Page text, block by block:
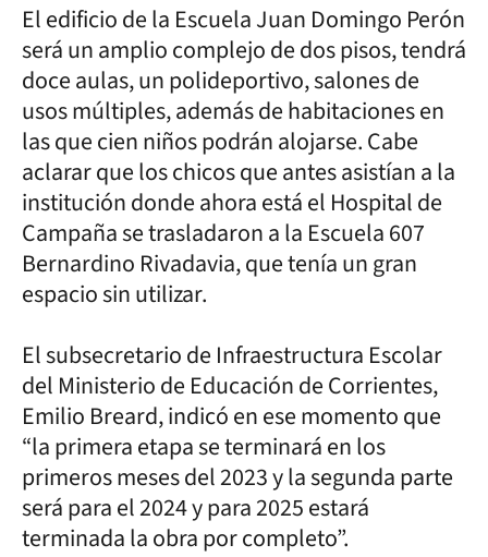
El edificio de la Escuela Juan Domingo Perón
será un amplio complejo de dos pisos, tendrá
doce aulas, un polideportivo, salones de
usos múltiples, además de habitaciones en
las que cien niños podrán alojarse. Cabe
aclarar que los chicos que antes asistían a la
institución donde ahora está el Hospital de
Campaña se trasladaron a la Escuela 607
Bernardino Rivadavia, que tenía un gran
espacio sin utilizar.
El subsecretario de Infraestructura Escolar
del Ministerio de Educación de Corrientes,
Emilio Breard, indicó en ese momento que
“la primera etapa se terminará en los
primeros meses del 2023 y la segunda parte
será para el 2024 y para 2025 estará
terminada la obra por completo”.